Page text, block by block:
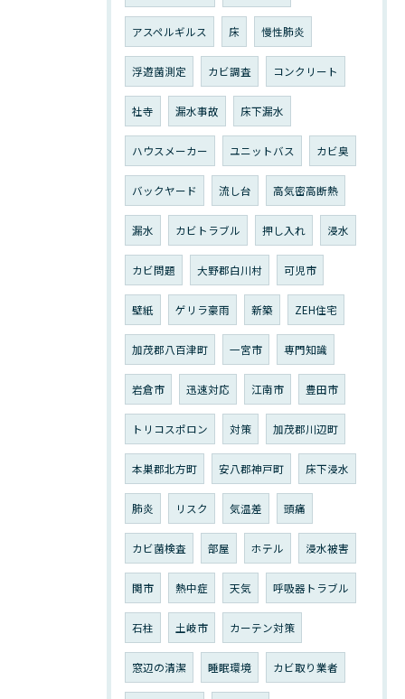
アスペルギルス 床 慢性肺炎
浮遊菌測定 カビ調査 コンクリート
社寺 漏水事故 床下漏水
ハウスメーカー ユニットバス カビ臭
バックヤード 流し台 高気密高断熱
漏水 カビトラブル 押し入れ 浸水
カビ問題 大野郡白川村 可児市
壁紙 ゲリラ豪雨 新築 ZEH住宅
加茂郡八百津町 一宮市 専門知識
岩倉市 迅速対応 江南市 豊田市
トリコスポロン 対策 加茂郡川辺町
本巣郡北方町 安八郡神戸町 床下浸水
肺炎 リスク 気温差 頭痛
カビ菌検査 部屋 ホテル 浸水被害
関市 熱中症 天気 呼吸器トラブル
石柱 土岐市 カーテン対策
窓辺の清潔 睡眠環境 カビ取り業者